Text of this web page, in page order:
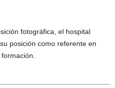
fotográfica, el hospital
posición como referente en